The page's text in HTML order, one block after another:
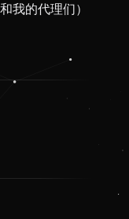
我的代理们）